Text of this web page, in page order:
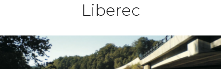
Liberec